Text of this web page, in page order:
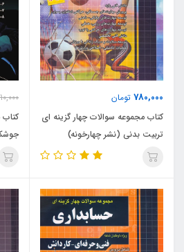
780,000 تومان
کتاب مجموعه سوالات چهار گزینه ای
تربیت بدنی (نشر چهارخونه)
جوشکاری